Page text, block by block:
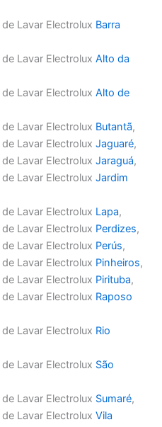
Lavar Electrolux Barra
Lavar ElectroluxAlto da
Lavar ElectroluxAlto de
Lavar Electrolux Butantã,
Lavar ElectroluxJaguaré,
Lavar ElectroluxJaraguá,
Lavar ElectroluxJardim
Lavar Electrolux Lapa,
Lavar Electrolux Perdizes,
Lavar Electrolux Perús,
Lavar Electrolux Pinheiros,
Lavar Electrolux Pirituba,
Lavar Electrolux Raposo
Lavar Electrolux Rio
Lavar Electrolux São
Lavar Electrolux Sumaré,
Lavar ElectroluxVila